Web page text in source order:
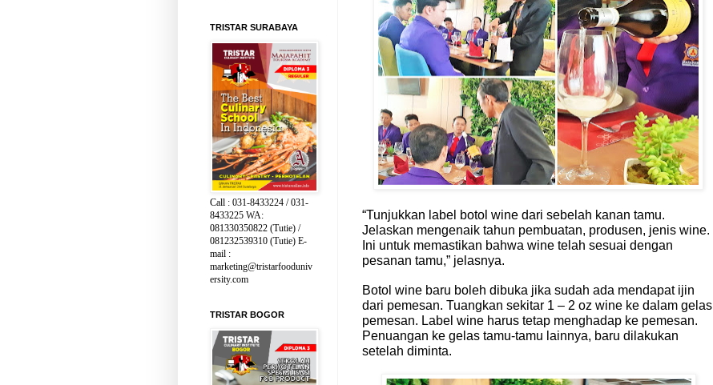
“Tunjukkan label botol wine dari sebelah kanan tamu.
Jelaskan mengenaik tahun pembuatan, produsen, jenis wine.
Ini untuk memastikan bahwa wine telah sesuai dengan
pesanan tamu,” jelasnya.
Botol wine baru boleh dibuka jika sudah ada mendapat ijin
dari pemesan. Tuangkan sekitar 1 – 2 oz wine ke dalam gelas
pemesan. Label wine harus tetap menghadap ke pemesan.
Penuangan ke gelas tamu-tamu lainnya, baru dilakukan
setelah diminta.
TRISTAR SURABAYA
Call : 031-8433224 / 031-
8433225 WA:
081330350822 (Tutie) /
081232539310 (Tutie) E-
mail :
marketing@tristarfooduniv
ersity.com
TRISTAR BOGOR